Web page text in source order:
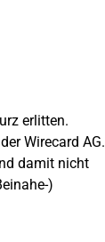
erlitten.
Wirecard AG.
damit nicht
)